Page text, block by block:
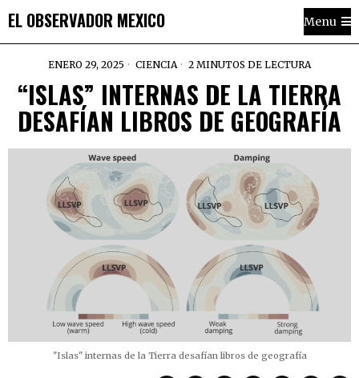
EL OBSERVADOR MEXICO Menu
ENERO 29, 2025 CIENCIA 2 MINUTOS DE LECTURA
“ISLAS” INTERNAS DE LA TIERRA
DESAFÍAN LIBROS DE GEOGRAFÍA
"Islas" internas de la Tierra desafían libros de geografía